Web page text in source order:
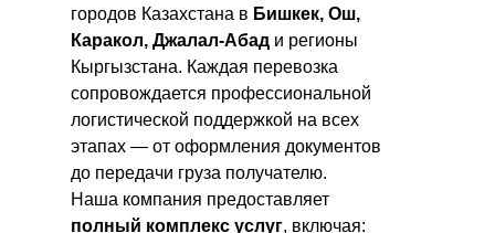
городов Казахстана в Бишкек, Ош,
Каракол, Джалал-Абад и регионы
Кыргызстана. Каждая перевозка
сопровождается профессиональной
логистической поддержкой на всех
этапах — от оформления документов
до передачи груза получателю.
Наша компания предоставляет
полный комплекс услуг, включая: